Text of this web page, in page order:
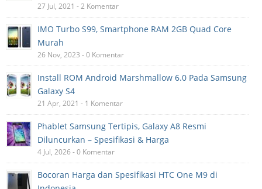
27 Jul, 2021 - 2 Komentar
IMO Turbo S99, Smartphone RAM 2GB Quad Core
Murah
26 Nov, 2023 - 0 Komentar
Install ROM Android Marshmallow 6.0 Pada Samsung
Galaxy S4
21 Apr, 2021 - 1 Komentar
Phablet Samsung Tertipis, Galaxy A8 Resmi
Diluncurkan – Spesifikasi & Harga
4 Jul, 2026 - 0 Komentar
Bocoran Harga dan Spesifikasi HTC One M9 di